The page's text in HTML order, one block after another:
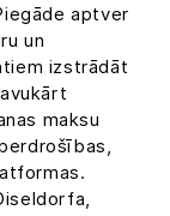
aptver
un
izstrādāt
maksu